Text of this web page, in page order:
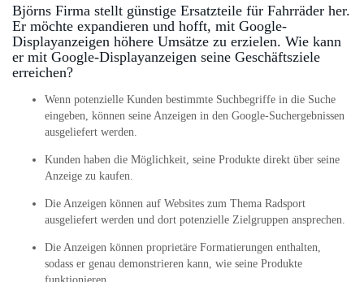
Björns Firma stellt günstige Ersatzteile für Fahrräder her.
Er möchte expandieren und hofft, mit Google-
Displayanzeigen höhere Umsätze zu erzielen. Wie kann
er mit Google-Displayanzeigen seine Geschäftsziele
erreichen?
Wenn potenzielle Kunden bestimmte Suchbegriffe in die Suche
eingeben, können seine Anzeigen in den Google-Suchergebnissen
ausgeliefert werden.
Kunden haben die Möglichkeit, seine Produkte direkt über seine
Anzeige zu kaufen.
Die Anzeigen können auf Websites zum Thema Radsport
ausgeliefert werden und dort potenzielle Zielgruppen ansprechen.
Die Anzeigen können proprietäre Formatierungen enthalten,
sodass er genau demonstrieren kann, wie seine Produkte